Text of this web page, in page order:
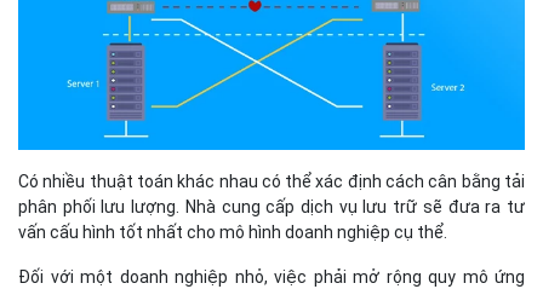
Có nhiều thuật toán khác nhau có thể xác định cách cân bằng tải
phân phối lưu lượng. Nhà cung cấp dịch vụ lưu trữ sẽ đưa ra tư
vấn cấu hình tốt nhất cho mô hình doanh nghiệp cụ thể.
Đối với một doanh nghiệp nhỏ, việc phải mở rộng quy mô ứng